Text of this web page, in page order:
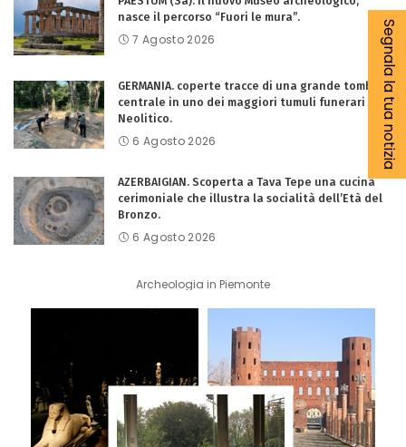
nasce il percorso “Fuori le mura”.
7 Agosto 2026
GERMANIA. coperte tracce di una grande tomba
centrale in uno dei maggiori tumuli funerari del
Neolitico.
6 Agosto 2026
AZERBAIGIAN. Scoperta a Tava Tepe una cucina
cerimoniale che illustra la socialità dell’Età del
Bronzo.
6 Agosto 2026
Archeologia in Piemonte
Segnala la tua notizia